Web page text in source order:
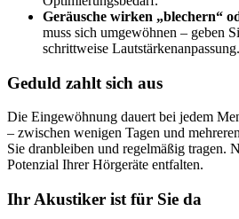
Geräusche wirken „blechern“
muss sich umgewöhnen – geben
schrittweise Lautstärkenanpassung.
Geduld zahlt sich aus
Die Eingewöhnung dauert bei jedem
– zwischen wenigen Tagen und
Sie dranbleiben und regelmäßig tragen.
Potenzial Ihrer Hörgeräte entfalten.
Ihr Akustiker ist für Sie da